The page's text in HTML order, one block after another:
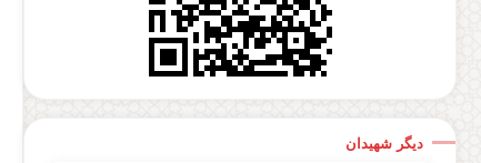
دیگر شهیدان